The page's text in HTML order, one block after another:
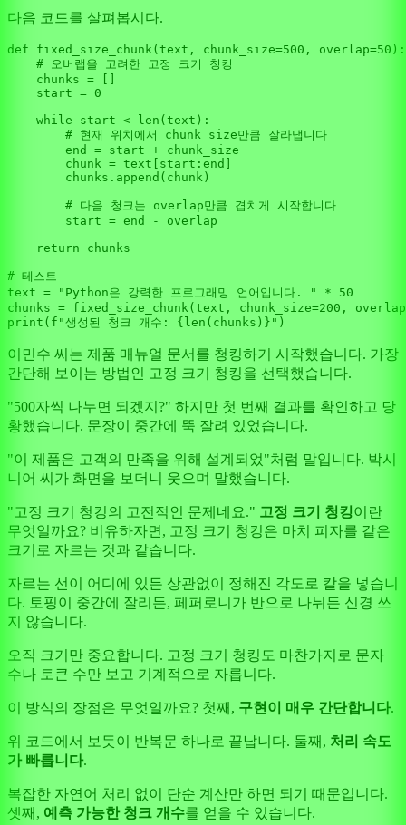
다음 코드를 살펴봅시다.
def fixed_size_chunk( text, chunk_size=500 , overlap=50 ):
# 오버랩을 고려한 고정 크기 청킹
    chunks = []
    start =
0
while start < len (text):
# 현재 위치에서 chunk_size만큼 잘라냅니다
        end = start + chunk_size
        chunk = text[start:end]
        chunks.append(chunk)
# 다음 청크는 overlap만큼 겹치게 시작합니다
        start = end - overlap
return chunks
# 테스트
text =
"Python은 강력한 프로그래밍 언어입니다. " * 50
chunks = fixed_size_chunk(text, chunk_size=200 ,
print ( f"생성된 청크 개수: { len (chunks)} "
이민수 씨는 제품 매뉴얼 문서를 청킹하기 시작했습니다. 가장
간단해 보이는 방법인 고정 크기 청킹을 선택했습니다.
"500자씩 나누면 되겠지?" 하지만 첫 번째 결과를 확인하고 당
황했습니다. 문장이 중간에 뚝 잘려 있었습니다.
"이 제품은 고객의 만족을 위해 설계되었"처럼 말입니다. 박시
니어 씨가 화면을 보더니 웃으며 말했습니다.
"고정 크기 청킹의 고전적인 문제네요." 고정 크기 청킹이란
무엇일까요? 비유하자면, 고정 크기 청킹은 마치 피자를 같은
크기로 자르는 것과 같습니다.
자르는 선이 어디에 있든 상관없이 정해진 각도로 칼을 넣습니
다. 토핑이 중간에 잘리든, 페퍼로니가 반으로 나뉘든 신경 쓰
지 않습니다.
오직 크기만 중요합니다. 고정 크기 청킹도 마찬가지로 문자
수나 토큰 수만 보고 기계적으로 자릅니다.
이 방식의 장점은 무엇일까요? 첫째, 구현이 매우 간단합니다.
위 코드에서 보듯이 반복문 하나로 끝납니다. 둘째, 처리 속도
가 빠릅니다.
복잡한 자연어 처리 없이 단순 계산만 하면 되기 때문입니다.
셋째, 예측 가능한 청크 개수를 얻을 수 있습니다.